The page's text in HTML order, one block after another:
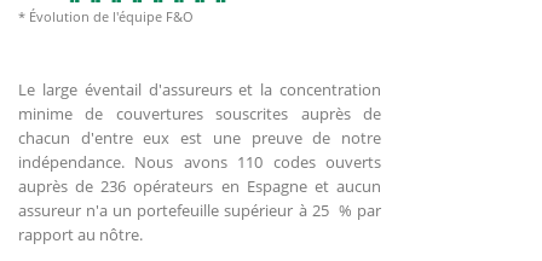
* Évolution de l'équipe F&O
Le large éventail d'assureurs et la concentration
minime de couvertures souscrites auprès de
chacun d'entre eux est une preuve de notre
indépendance. Nous avons 110 codes ouverts
auprès de 236 opérateurs en Espagne et aucun
assureur n'a un portefeuille supérieur à 25 % par
rapport au nôtre.